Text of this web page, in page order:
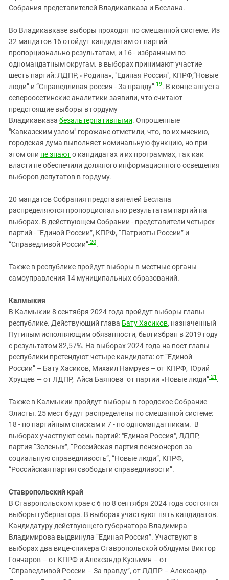
Собрания представителей Владикавказа и Беслана.
Во Владикавказе выборы проходят по смешанной системе. Из
32 мандатов 16 отойдут кандидатам от партий
пропорционально результатам, и 16 - избранным по
одномандатным округам. в выборах принимают участие
шесть партий: ЛДПР, «Родина», "Единая Россия", КПРФ,”Новые
люди” и “Справедливая россия - За правду” 19. В конце августа
североосетинские аналитики заявили, что считают
предстоящие выборы в гордуму
Владикавказа безальтернативными. Опрошенные
"Кавказским узлом" горожане отметили, что, по их мнению,
городская дума выполняет номинальную функцию, но при
этом они не знаюто кандидатах и их программах, так как
власти не обеспечили должного информационного освещения
выборов депутатов в гордуму.
20 мандатов Собрания представителей Беслана
распределяются пропорционально результатам партий на
выборах. В действующем Собрании - представители четырех
партий - “Единой России”, КПРФ, “Патриоты России” и
“Справедливой России” 20.
Также в республике пройдут выборы в местные органы
самоуправления 14 муниципальных образований.
Калмыкия
В Калмыкии 8 сентября 2024 года пройдут выборы главы
республике. Действующий глава Бату Хасиков, назначенный
Путиным исполняющим обязанности, был избран в 2019 году
с результатом 82,57%. На выборах 2024 года на пост главы
республики претендуют четыре кандидата: от “Единой
России” – Бату Хасиков, Михаил Намруев – от КПРФ, Юрий
Хрущев — от ЛДПР, Айса Баянова от партии «Новые люди” 21 .
Также в Калмыкии пройдут выборы в городское Собрание
Элисты. 25 мест будут распределены по смешанной системе:
18 - по партийным спискам и 7 - по одномандатникам. В
выборах участвуют семь партий: "Единая Россия", ЛДПР,
партия “Зеленых”, “Российская партия пенсионеров за
социальную справедливость”, “Новые люди”, КПРФ,
“Российская партия свободы и справедливости”.
Ставропольский край
В Ставропольском крае с 6 по 8 сентября 2024 года состоятся
выборы губернатора. В выборах участвуют пять кандидатов.
Кандидатуру действующего губернатора Владимира
Владимирова выдвинула “Единая Россия”. Участвуют в
выборах два вице-спикера Ставропольской облдумы Виктор
Гончаров – от КПРФ и Александр Кузьмин – от
“Справедливой России – За правду”, от ЛДПР – Александр